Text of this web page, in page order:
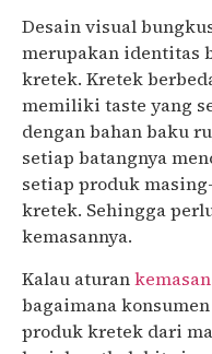
Desain visual
merupakan identitas
kretek. Kretek
memiliki taste yang
dengan bahan baku
setiap batangnya
setiap produk
kretek. Sehingga
kemasannya.
Kalau aturan
bagaimana
produk kretek dari